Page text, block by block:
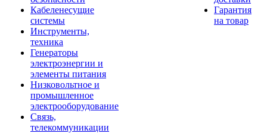
Кабеленесущие
системы
Инструменты,
техника
Генераторы
электроэнергии и
элементы питания
Низковольтное и
промышленное
электрооборудование
Связь,
телекоммуникации
Гарантия
на товар